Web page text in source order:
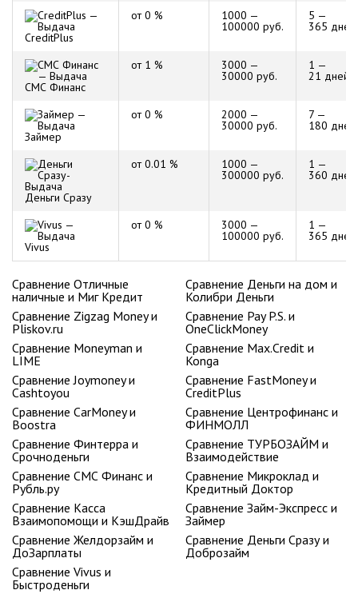
CreditPlus
от 0 % 1000 —
100000 руб.
5 —
365 дней
СМС Финанс
от 1 % 3000 —
30000 руб.
1 —
21 дней
Займер
от 0 % 2000 —
30000 руб.
7 —
180 дней
Деньги Сразу
от 0.01 % 1000 —
300000 руб.
1 —
360 дней
Vivus
от 0 % 3000 —
100000 руб.
1 —
365 дней
Сравнение Отличные
наличные и Миг Кредит
Сравнение Деньги на дом и
Колибри Деньги
Сравнение Zigzag Money и
Pliskov.ru
Сравнение Pay P.S. и
OneClickMoney
Сравнение Moneyman и
LIME
Сравнение Max.Credit и
Konga
Сравнение Joymoney и
Cashtoyou
Сравнение FastMoney и
CreditPlus
Сравнение CarMoney и
Boostra
Сравнение Центрофинанс и
ФИНМОЛЛ
Сравнение Финтерра и
Срочноденьги
Сравнение ТУРБОЗАЙМ и
Взаимодействие
Сравнение СМС Финанс и
Рубль.ру
Сравнение Микроклад и
Кредитный Доктор
Сравнение Касса
Взаимопомощи и КэшДрайв
Сравнение Займ-Экспресс и
Займер
Сравнение Желдорзайм и
ДоЗарплаты
Сравнение Деньги Сразу и
Доброзайм
Сравнение Vivus и
Быстроденьги